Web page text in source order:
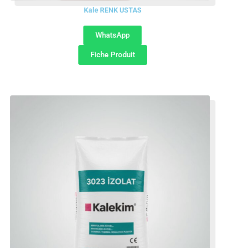
Kale RENK USTAS
WhatsApp
Fiche Produit